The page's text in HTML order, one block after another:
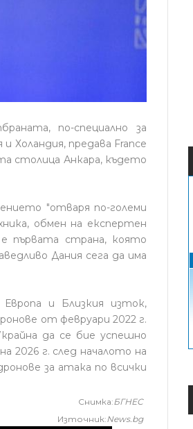
по-специално за
Холандия, предава France
столица Анкара, където
"отваря по-големи
обмен на експертен
първата страна, която
Дания сега да има
и Близкия изток,
от февруари 2022 г.
да се бие успешно
2026 г. след началото на
за атака по всички
Снимка:БГНЕС
Източник:News.bg